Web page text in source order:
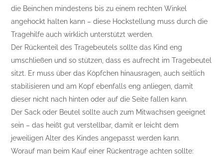
die Beinchen mindestens bis zu einem rechten Winkel
angehockt halten kann – diese Hockstellung muss durch die
Tragehilfe auch wirklich unterstützt werden.
Der Rückenteil des Tragebeutels sollte das Kind eng
umschließen und so stützen, dass es aufrecht im Tragebeutel
sitzt. Er muss über das Köpfchen hinausragen, auch seitlich
stabilisieren und am Kopf ebenfalls eng anliegen, damit
dieser nicht nach hinten oder auf die Seite fallen kann.
Der Sack oder Beutel sollte auch zum Mitwachsen geeignet
sein – das heißt gut verstellbar, damit er leicht dem
jeweiligen Alter des Kindes angepasst werden kann.
Worauf man beim Kauf einer Rückentrage achten sollte: